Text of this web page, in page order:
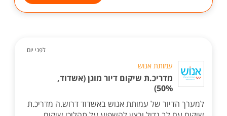
לפני יום
עמותת אנוש
מדריכ.ת שיקום דיור מוגן (אשדוד,
50%)
למערך הדיור של עמותת אנוש באשדוד דרוש.ה מדריכ.ת